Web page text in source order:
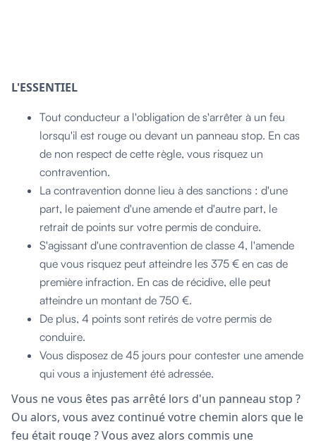
L'ESSENTIEL
Tout conducteur a l'obligation de s'arrêter à un feu
lorsqu'il est rouge ou devant un panneau stop. En cas
de non respect de cette règle, vous risquez un
contravention.
La contravention donne lieu à des sanctions : d'une
part, le paiement d'une amende et d'autre part, le
retrait de points sur votre permis de conduire.
S'agissant d'une contravention de classe 4, l'amende
que vous risquez peut atteindre les 375 € en cas de
première infraction. En cas de récidive, elle peut
atteindre un montant de 750 €.
De plus, 4 points sont retirés de votre permis de
conduire.
Vous disposez de 45 jours pour contester une amende
qui vous a injustement été adressée.
Vous ne vous êtes pas arrêté lors d'un panneau stop ?
Ou alors, vous avez continué votre chemin alors que le
feu était rouge ? Vous avez alors commis une